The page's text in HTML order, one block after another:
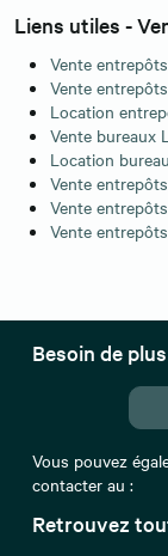
Liens utiles -
Vente
Vente
Location
Vente bureaux
Location
Vente
Vente
Vente
Retrouvez
Besoin de
Vous pouvez
contacter au :